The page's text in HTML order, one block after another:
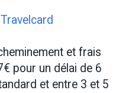
et frais
pour un délai de 6
et entre 3 et 5